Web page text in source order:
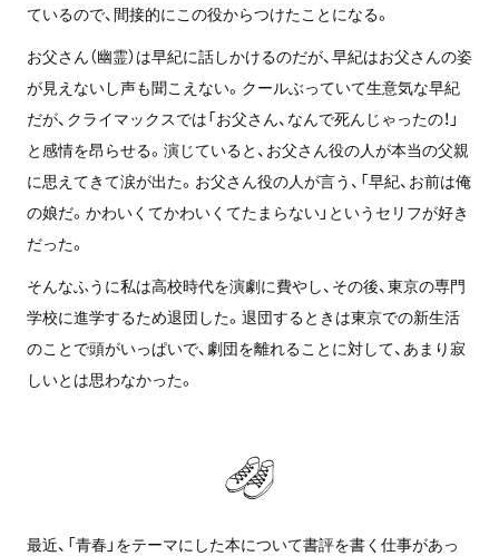
ているので、間接的にこの役からつけたことになる。
お父さん（幽霊）は早紀に話しかけるのだが、早紀はお父さんの姿
が見えないし声も聞こえない。クールぶっていて生意気な早紀
だが、クライマックスでは「お父さん、なんで死んじゃったの！」
と感情を昂らせる。演じていると、お父さん役の人が本当の父親
に思えてきて涙が出た。お父さん役の人が言う、「早紀、お前は俺
の娘だ。かわいくてかわいくてたまらない」というセリフが好き
だった。
そんなふうに私は高校時代を演劇に費やし、その後、東京の専門
学校に進学するため退団した。退団するときは東京での新生活
のことで頭がいっぱいで、劇団を離れることに対して、あまり寂
しいとは思わなかった。
最近、「青春」をテーマにした本について書評を書く仕事があっ